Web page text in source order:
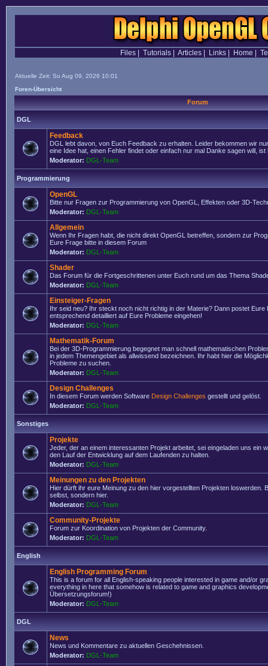
Files| Tutorials| Articles| Links| Home
Aktuelle Zeit: So Aug 09, 2026 10:01
Foren-Übersicht
Forum
DGL
Feedback
DGL lebt davon, von Euch Feedback zu erhalten. Leider bekommen wir
eine Idee hat, einen Fehler findet oder einfach nur mal Danke sagen will, ist
Moderator: DGL-Team
Programmierung
OpenGL
Bitte nur Fragen zur Programmierung von OpenGL, Effekten oder 3D-
Moderator: DGL-Team
Allgemein
Wenn Ihr Fragen habt, die nicht direkt OpenGL betreffen, sondern zur
Eure Frage bitte in diesem Forum
Moderator: DGL-Team
Shader
Das Forum für die Fortgeschrittenen unter Euch rund um das Thema
Moderator: DGL-Team
Einsteiger-Fragen
Ihr seid neu? Ihr steckt noch nicht richtig in der Materie? Dann postet Eure
entsprechend detailliert auf Eure Probleme eingehen!
Moderator: DGL-Team
Mathematik-Forum
Bei der 3D-Programmierung begegnet man schnell mathematischen
in jedem Themengebiet als allwissend bezeichnen. Ihr habt hier die
Probleme zu suchen.
Moderator: DGL-Team
Design Challenges
In diesem Forum werden Software Design Challenges gestellt und gelöst.
Moderator: DGL-Team
Sonstiges
Projekte
Jeder, der an einem interessanten Projekt arbeitet, sei eingeladen uns ein
den Lauf der Entwicklung auf dem Laufenden zu halten.
Moderator: DGL-Team
Meinungen zu den Projekten
Hier dürft ihr eure Meinung zu den hier vorgestellten Projekten loswerden.
selbst, sondern hier.
Moderator: DGL-Team
Community-Projekte
Forum zur Koordination von Projekten der Community.
Moderator: DGL-Team
English
English Programming Forum
This is a forum for all English-speaking people interested in game and/or
everything in here that somehow is related to game and graphics
Übersetzungsforum!)
Moderator: DGL-Team
DGL
News
News und Kommentare zu aktuellen Geschehnissen.
Moderator: DGL-Team